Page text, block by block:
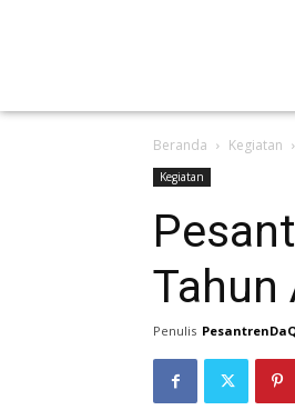
Beranda Kegiatan
Kegiatan
Tahun
Penulis